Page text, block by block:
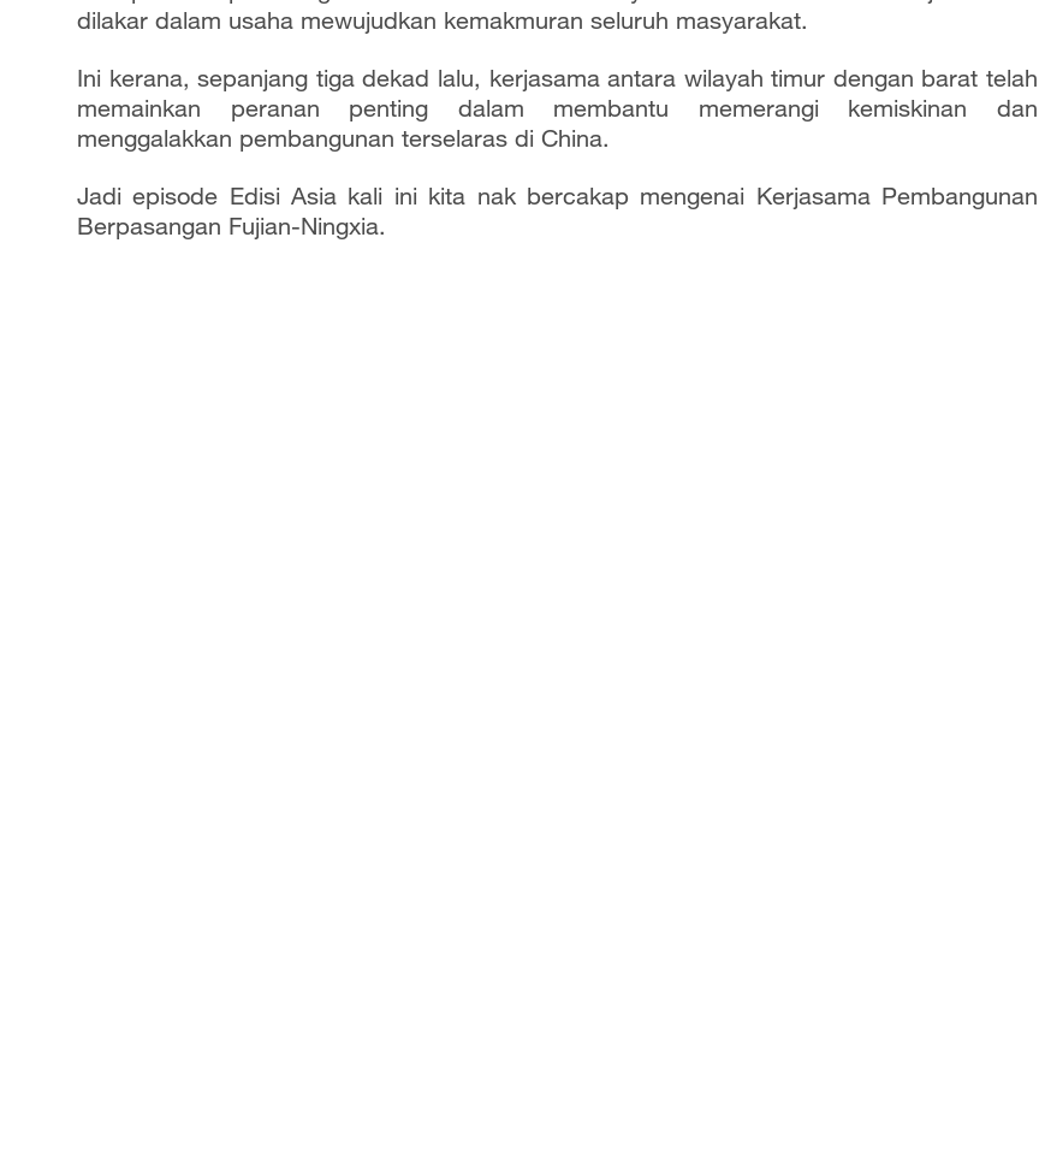
a
V
d
dilakar dalam usaha mewujudkan kemakmuran seluruh masyarakat.
Ini kerana, sepanjang tiga dekad lalu, kerjasama antara wilayah timur dengan barat telah
memainkan peranan penting dalam membantu memerangi kemiskinan dan
menggalakkan pembangunan terselaras di China.
Jadi episode Edisi Asia kali ini kita nak bercakap mengenai Kerjasama Pembangunan
Berpasangan Fujian-Ningxia.